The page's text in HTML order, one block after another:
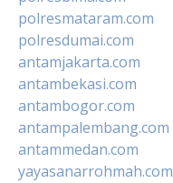
polresmataram.com
polresdumai.com
antamjakarta.com
antambekasi.com
antambogor.com
antampalembang.com
antammedan.com
yayasanarrohmah.com